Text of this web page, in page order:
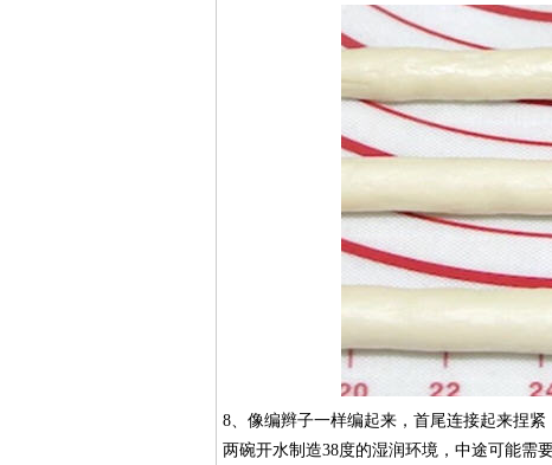
8、像编辫子一样编起来，首尾连接起来捏
两碗开水制造38度的湿润环境，中途可能需